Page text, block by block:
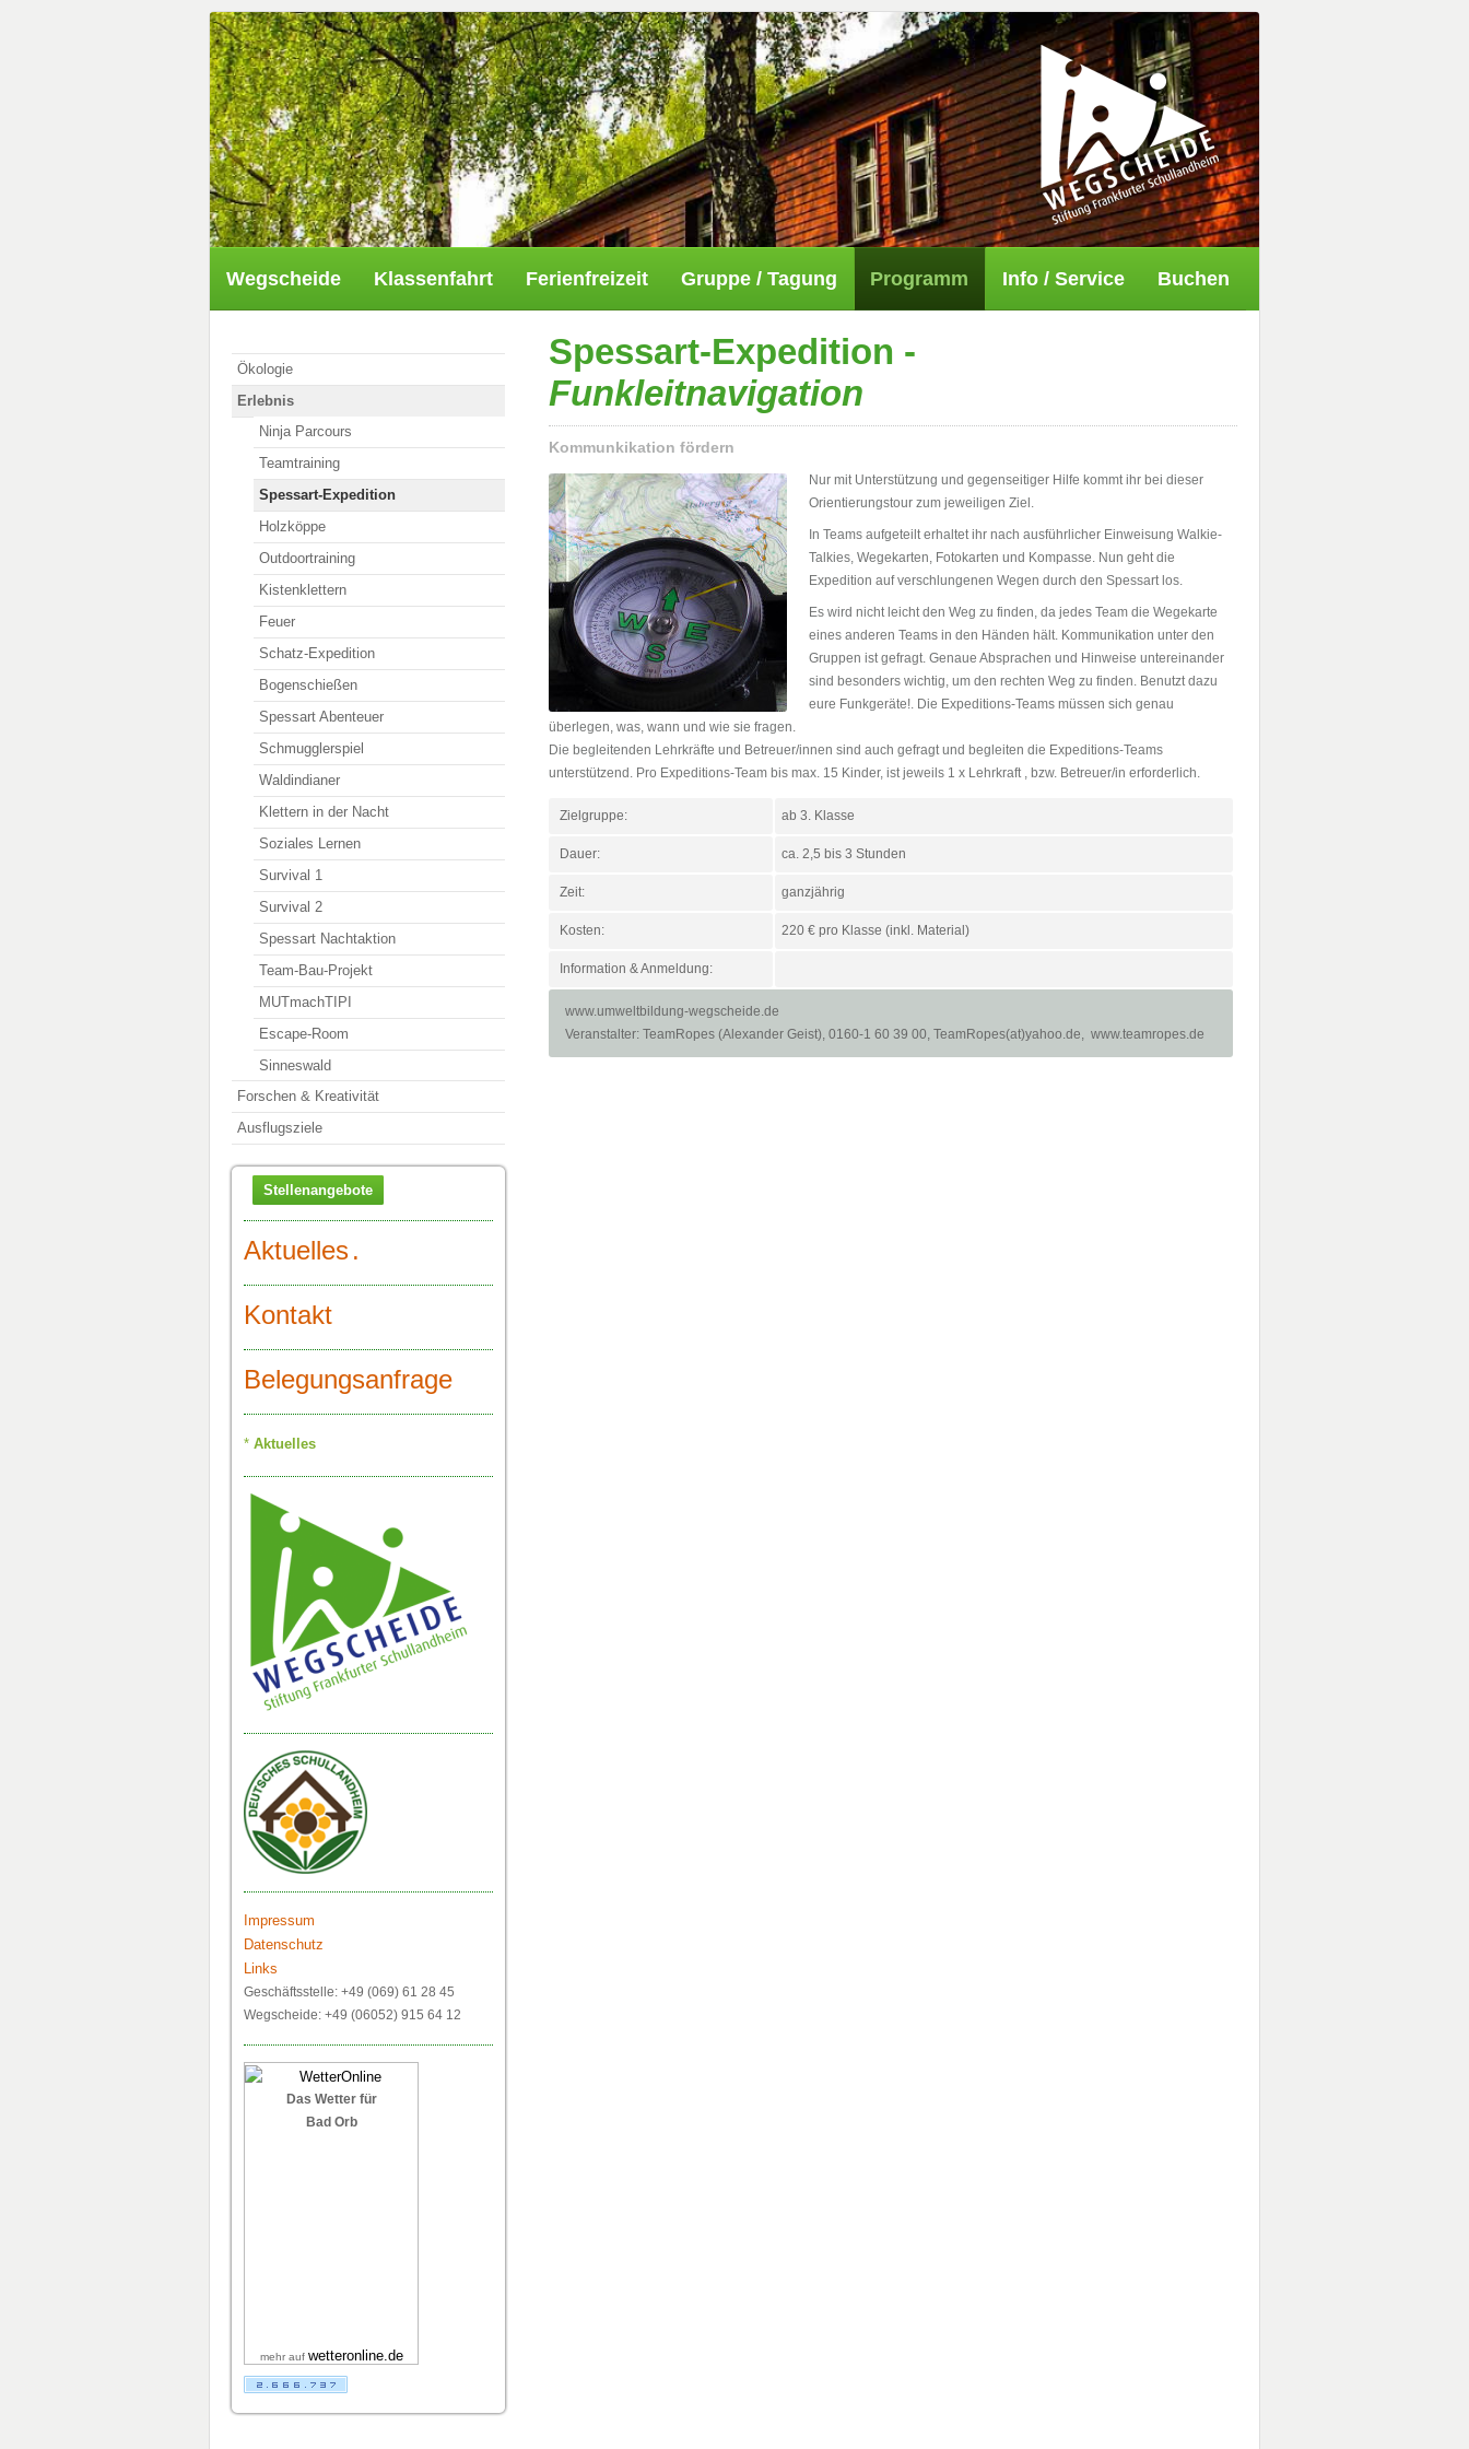
Wegscheide Klassenfahrt Ferienfreizeit Gruppe / Tagung Programm Info / Service Buchen
Ökologie
Erlebnis
Ninja Parcours
Teamtraining
Spessart-Expedition
Holzköppe
Outdoortraining
Kistenklettern
Feuer
Schatz-Expedition
Bogenschießen
Spessart Abenteuer
Schmugglerspiel
Waldindianer
Klettern in der Nacht
Soziales Lernen
Survival 1
Survival 2
Spessart Nachtaktion
Team-Bau-Projekt
MUTmachTIPI
Escape-Room
Sinneswald
Forschen & Kreativität
Ausflugsziele
Stellenangebote
Aktuelles.
Kontakt
Belegungsanfrage
Aktuelles
Impressum
Datenschutz
Links
Geschäftsstelle: +49 (069) 61 28 45
Wegscheide: +49 (06052) 915 64 12
Das Wetter für
Bad Orb
mehr auf wetteronline.de
Spessart-Expedition -
Funkleitnavigation
Kommunkikation fördern
Nur mit Unterstützung und gegenseitiger Hilfe kommt ihr bei dieser
Orientierungstour zum jeweiligen Ziel.
In Teams aufgeteilt erhaltet ihr nach ausführlicher Einweisung Walkie-
Talkies, Wegekarten, Fotokarten und Kompasse. Nun geht die
Expedition auf verschlungenen Wegen durch den Spessart los.
Es wird nicht leicht den Weg zu finden, da jedes Team die Wegekarte
eines anderen Teams in den Händen hält. Kommunikation unter den
Gruppen ist gefragt. Genaue Absprachen und Hinweise untereinander
sind besonders wichtig, um den rechten Weg zu finden. Benutzt dazu
eure Funkgeräte!. Die Expeditions-Teams müssen sich genau
überlegen, was, wann und wie sie fragen.
Die begleitenden Lehrkräfte und Betreuer/innen sind auch gefragt und begleiten die Expeditions-Teams
unterstützend. Pro Expeditions-Team bis max. 15 Kinder, ist jeweils 1 x Lehrkraft , bzw. Betreuer/in erforderlich.
Zielgruppe: ab 3. Klasse
Dauer: ca. 2,5 bis 3 Stunden
Zeit: ganzjährig
Kosten: 220 € pro Klasse (inkl. Material)
Information & Anmeldung:
www.umweltbildung-wegscheide.de
Veranstalter: TeamRopes (Alexander Geist), 0160-1 60 39 00, TeamRopes(at)yahoo.de, www.teamropes.de